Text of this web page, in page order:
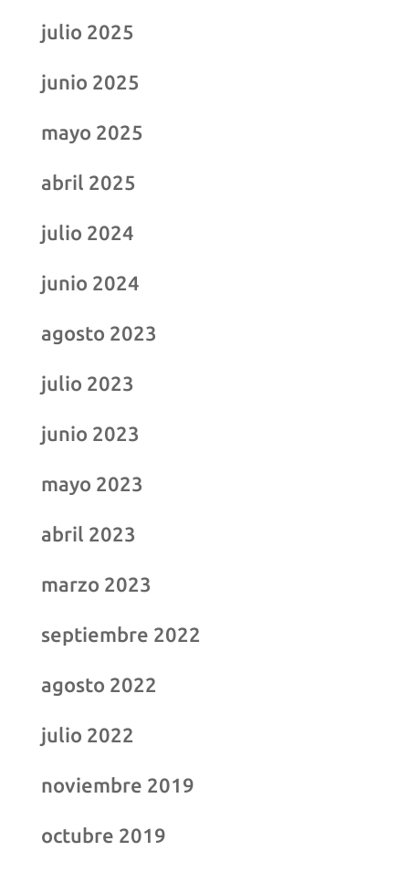
julio 2025
junio 2025
mayo 2025
abril 2025
julio 2024
junio 2024
agosto 2023
julio 2023
junio 2023
mayo 2023
abril 2023
marzo 2023
septiembre 2022
agosto 2022
julio 2022
noviembre 2019
octubre 2019